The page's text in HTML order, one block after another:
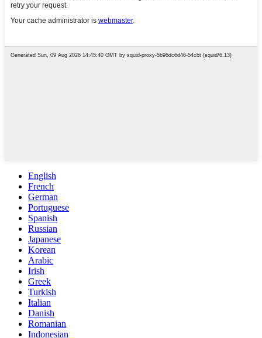
English
French
German
Portuguese
Spanish
Russian
Japanese
Korean
Arabic
Irish
Greek
Turkish
Italian
Danish
Romanian
Indonesian